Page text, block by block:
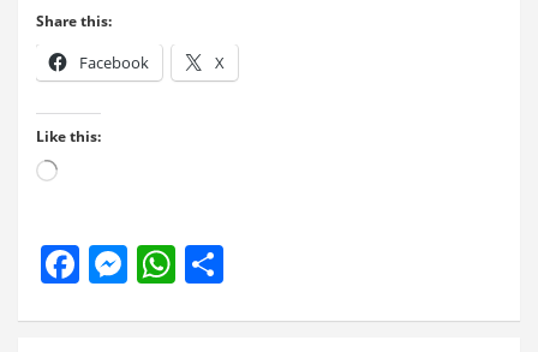
Share this:
Facebook X
Like this:
Loading…
F
M W